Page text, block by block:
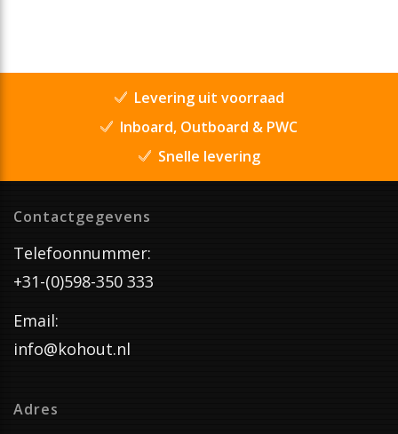
Levering uit voorraad
Inboard, Outboard & PWC
Snelle levering
Contactgegevens
Telefoonnummer:
+31-(0)598-350 333
Email:
info@kohout.nl
Adres